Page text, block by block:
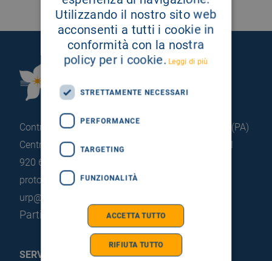
G.Giglio di Cefalù
Contrada Pietrapollastra - Pisciotto 90015 Cefalù (PA)
Centralino: +39 0921 920 111
Portineria: +39 0921
920 663
protocollo@pec.hsrgiglio.it info@hsrgiglio.it
urp@hsrgiglio.it
Partita IVA: 05205490823
SERVIZI AL PAZIENTE
Utilizzando il nostro sito web
acconsenti a tutti i cookie in
conformità con la nostra
policy per i cookie. Leggi di più
STRETTAMENTE NECESSARI
PERFORMANCE
TARGETING
FUNZIONALITÀ
ACCETTA TUTTO
RIFIUTA TUTTO